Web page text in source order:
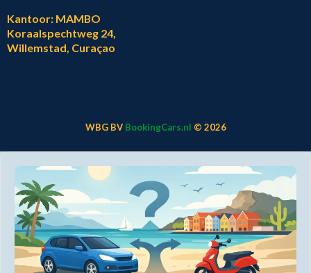
Kantoor: MAMBO
Koraalspechtweg 24,
Willemstad, Curaçao
WBG BV BookingCars.nl © 2026